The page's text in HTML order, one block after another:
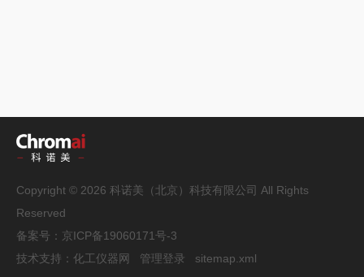
Copyright © 2026 科诺美（北京）科技有限公司 All Rights
Reserved
备案号： 京ICP备19060171号-3
技术支持： 化工仪器网 管理登录 sitemap.xml